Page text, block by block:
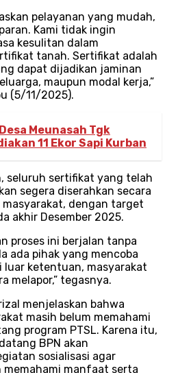
pelayanan yang mudah,
Kami tidak ingin
kesulitan dalam
tanah. Sertifikat adalah
dapat dijadikan jaminan
maupun modal kerja,”
(5/11/2025).
Desa Meunasah Tgk
11 Ekor Sapi Kurban
seluruh sertifikat yang telah
segera diserahkan secara
masyarakat, dengan target
akhir Desember 2025.
proses ini berjalan tanpa
ada pihak yang mencoba
luar ketentuan, masyarakat
melapor,” tegasnya.
menjelaskan bahwa
masih belum memahami
program PTSL. Karena itu,
BPN akan
sosialisasi agar
memahami manfaat serta